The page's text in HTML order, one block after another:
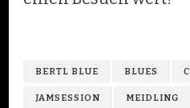
BERTL BLUE BLUES
JAMSESSION MEIDLING